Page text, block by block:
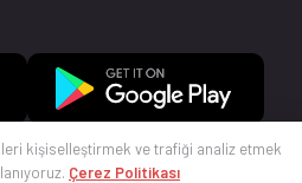
kişiselleştirmek ve trafiği analiz etmek
Çerez Politikası